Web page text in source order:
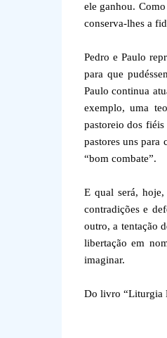
ele ganhou.
conserva-lhes a
Pedro e Paulo
para que
Paulo continua
exemplo, uma
pastoreio dos
pastores uns para
“bom combate”.
E qual será,
contradições e
outro, a tentação
libertação em
imaginar.
Do livro “Liturgia